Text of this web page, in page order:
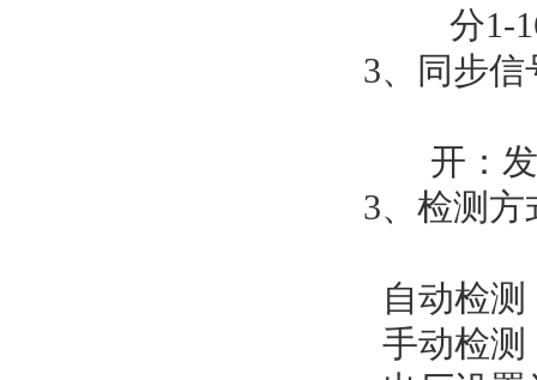
分1-16
3、同步信
开：发
3、检测方
自动检测
手动检测